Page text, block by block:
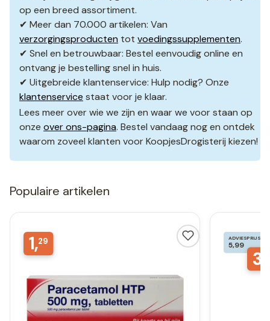
op een breed assortiment.
✔ Meer dan 70.000 artikelen: Van
verzorgingsproducten tot voedingssupplementen.
✔ Snel en betrouwbaar: Bestel eenvoudig online en
ontvang je bestelling snel in huis.
✔ Uitgebreide klantenservice: Hulp nodig? Onze
klantenservice staat voor je klaar.
Lees meer over wie we zijn en waar we voor staan op
onze over ons-pagina. Bestel vandaag nog en ontdek
waarom zoveel klanten voor KoopjesDrogisterij kiezen!
Populaire artikelen
1,29 ADVIESPRIJS
5,99
3,